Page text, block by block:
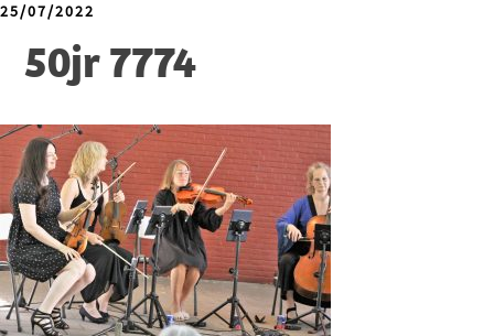
25/07/2022
50jr 7774